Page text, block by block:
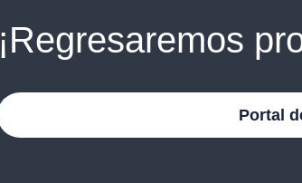
¡Regresaremos
Portal